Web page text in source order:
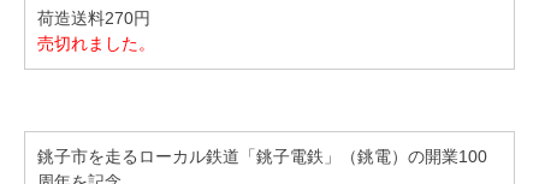
荷造送料270円
売切れました。
銚子市を走るローカル鉄道「銚子電鉄」（銚電）の開業100